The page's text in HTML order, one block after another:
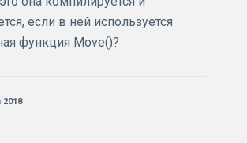
если в ней используется
функция Move()?
2018